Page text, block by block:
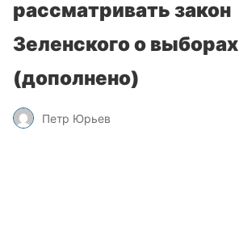
рассматривать закон
Зеленского о выборах
(дополнено)
Петр Юрьев